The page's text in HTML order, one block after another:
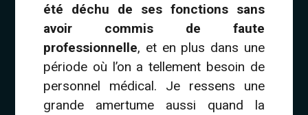
été déchu de ses fonctions sans
avoir commis de faute
professionnelle, et en plus dans une
période où l’on a tellement besoin de
personnel médical. Je ressens une
grande amertume aussi quand la